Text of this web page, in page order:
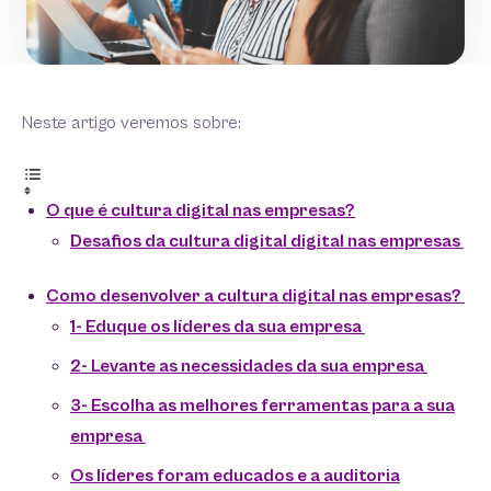
Neste artigo veremos sobre:
O que é cultura digital nas empresas?
Desafios da cultura digital digital nas empresas
Como desenvolver a cultura digital nas empresas?
1- Eduque os líderes da sua empresa
2- Levante as necessidades da sua empresa
3- Escolha as melhores ferramentas para a sua
empresa
Os líderes foram educados e a auditoria